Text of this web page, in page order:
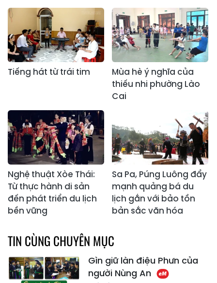
Tiếng hát từ trái tim
Mùa hè ý nghĩa của
thiếu nhi phường Lào
Cai
Nghệ thuật Xòe Thái:
Từ thực hành di sản
đến phát triển du lịch
bền vững
Sa Pa, Púng Luông đẩy
mạnh quảng bá du
lịch gắn với bảo tồn
bản sắc văn hóa
TIN CÙNG CHUYÊN MỤC
Gìn giữ làn điệu Phưn của
người Nùng An